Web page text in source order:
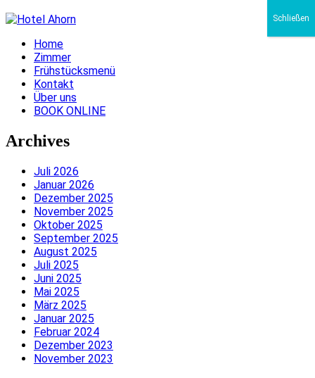
Home
Zimmer
Frühstücksmenü
Kontakt
Über uns
BOOK ONLINE
Archives
Juli 2026
Januar 2026
Dezember 2025
November 2025
Oktober 2025
September 2025
August 2025
Juli 2025
Juni 2025
Mai 2025
März 2025
Januar 2025
Februar 2024
Dezember 2023
November 2023
Schließen